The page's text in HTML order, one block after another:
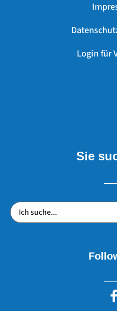
Login für
Sie